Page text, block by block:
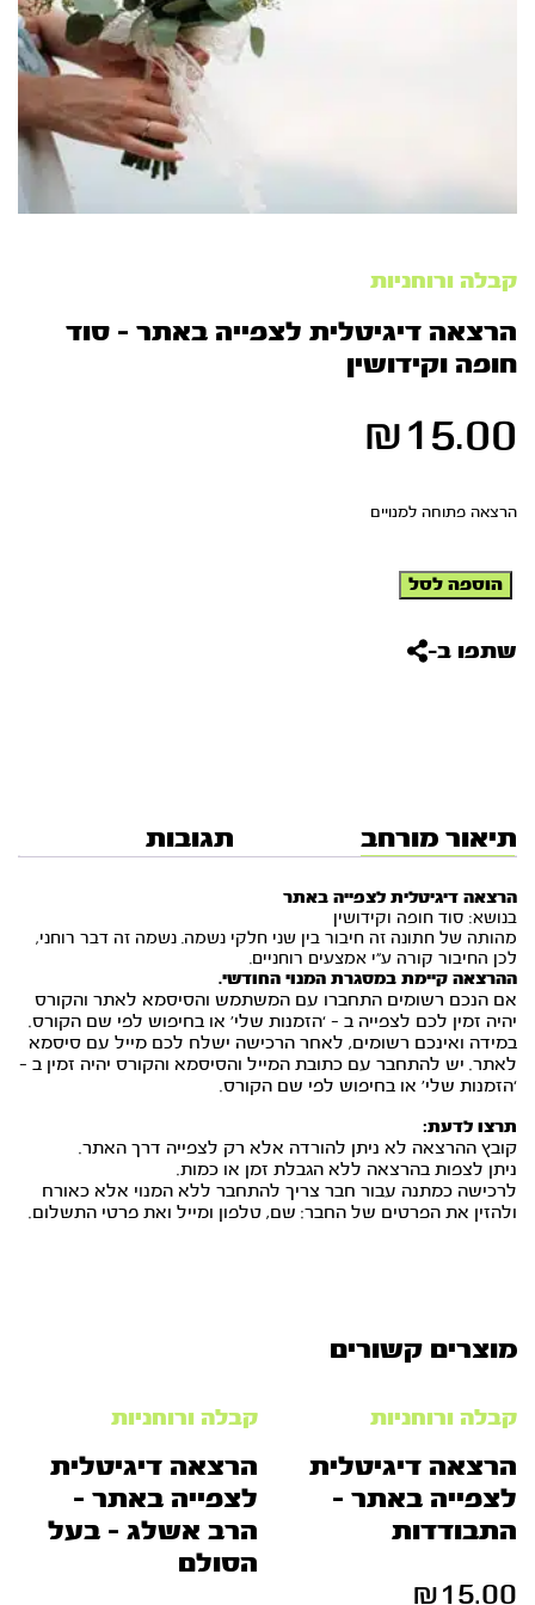
קבלה ורוחניות
הרצאה דיגיטלית לצפייה באתר – סוד
חופה וקידושין
₪15.00
הרצאה פתוחה למנויים
כמות
של
דיגיטלית
הוספה לסל
שתפו ב-
תיאור מורחב תגובות
הרצאה דיגיטלית לצפייה באתר
בנושא: סוד חופה וקידושין
מהותה של חתונה זה חיבור בין שני חלקי נשמה. נשמה זה דבר רוחני,
לכן החיבור קורה ע”י אמצעים רוחניים.
ההרצאה קיימת במסגרת המנוי החודשי.
אם הנכם רשומים התחברו עם המשתמש והסיסמא לאתר והקורס
יהיה זמין לכם לצפייה ב – ‘הזמנות שלי’ או בחיפוש לפי שם הקורס.
במידה ואינכם רשומים, לאחר הרכישה ישלח לכם מייל עם סיסמא
לאתר. יש להתחבר עם כתובת המייל והסיסמא והקורס יהיה זמין ב –
‘הזמנות שלי’ או בחיפוש לפי שם הקורס.
תרצו לדעת:
קובץ ההרצאה לא ניתן להורדה אלא רק לצפייה דרך האתר.
ניתן לצפות בהרצאה ללא הגבלת זמן או כמות.
לרכישה כמתנה עבור חבר צריך להתחבר ללא המנוי אלא כאורח
ולהזין את הפרטים של החבר: שם, טלפון ומייל ואת פרטי התשלום.
מוצרים קשורים
קבלה ורוחניות
הרצאה דיגיטלית
לצפייה באתר –
התבודדות
₪15.00
קבלה ורוחניות
הרצאה דיגיטלית
לצפייה באתר –
הרב אשלג – בעל
הסולם